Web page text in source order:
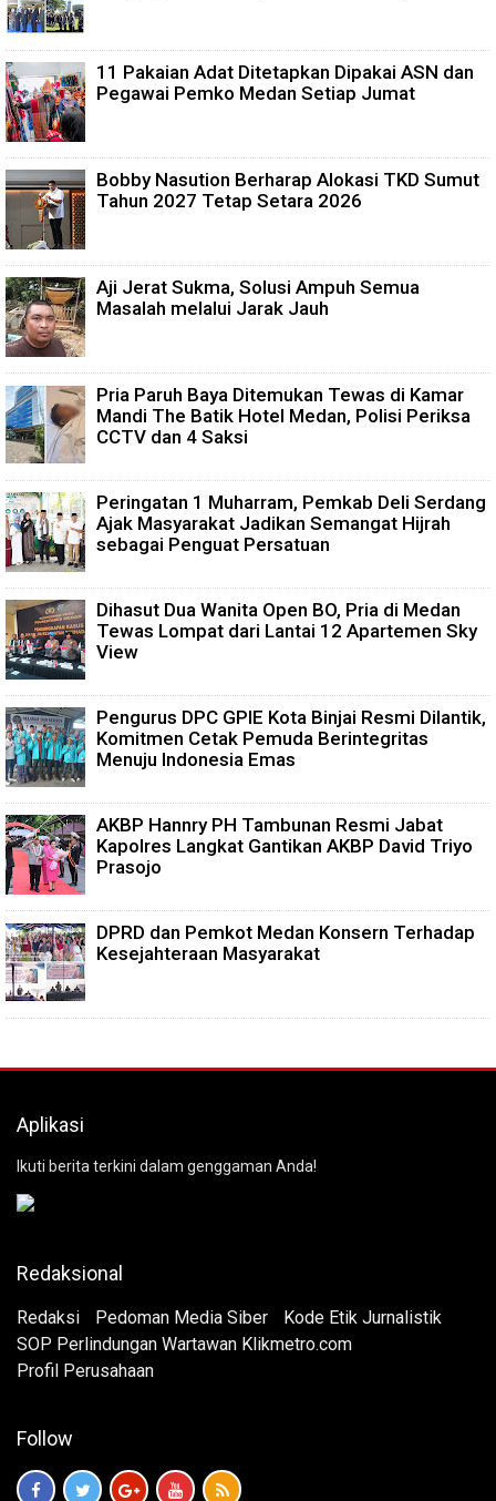
11 Pakaian Adat Ditetapkan Dipakai ASN dan
Pegawai Pemko Medan Setiap Jumat
Bobby Nasution Berharap Alokasi TKD Sumut
Tahun 2027 Tetap Setara 2026
Aji Jerat Sukma, Solusi Ampuh Semua
Masalah melalui Jarak Jauh
Pria Paruh Baya Ditemukan Tewas di Kamar
Mandi The Batik Hotel Medan, Polisi Periksa
CCTV dan 4 Saksi
Peringatan 1 Muharram, Pemkab Deli Serdang
Ajak Masyarakat Jadikan Semangat Hijrah
sebagai Penguat Persatuan
Dihasut Dua Wanita Open BO, Pria di Medan
Tewas Lompat dari Lantai 12 Apartemen Sky
View
Pengurus DPC GPIE Kota Binjai Resmi Dilantik,
Komitmen Cetak Pemuda Berintegritas
Menuju Indonesia Emas
AKBP Hannry PH Tambunan Resmi Jabat
Kapolres Langkat Gantikan AKBP David Triyo
Prasojo
DPRD dan Pemkot Medan Konsern Terhadap
Kesejahteraan Masyarakat
Aplikasi
Ikuti berita terkini dalam genggaman Anda!
Redaksional
Redaksi Pedoman Media Siber
Kode Etik Jurnalistik
SOP Perlindungan Wartawan Klikmetro.com
Profil Perusahaan
Follow